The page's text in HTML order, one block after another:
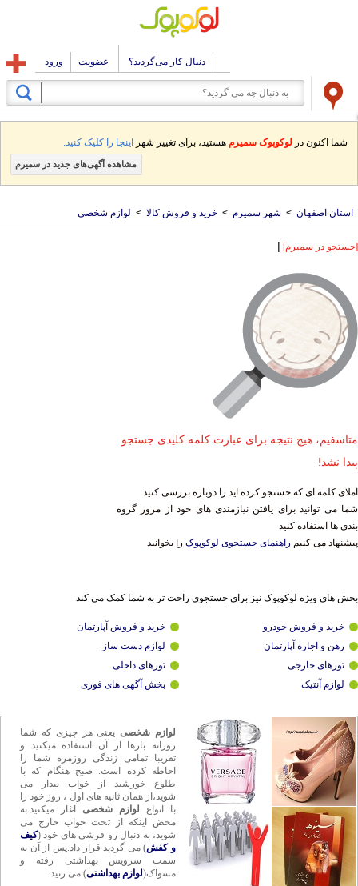
دنبال کار می‌گردید؟ عضویت ورود
شما اکنون در لوکوپوک سمیرم هستید، برای تغییر شهر اینجا را کلیک کنید.
مشاهده آگهی‌های جدید در سمیرم
استان اصفهان > شهر سمیرم > خرید و فروش کالا > لوازم شخصی
[جستجو در سمیرم] |
متاسفیم، هیچ نتیجه برای عبارت کلمه کلیدی جستجو
پیدا نشد!
املای کلمه ای که جستجو کرده اید را دوباره بررسی کنید
شما می توانید برای یافتن نیازمندی های خود از مرور گروه
بندی ها استفاده کنید
پیشنهاد می کنیم راهنمای جستجوی لوکوپوک را بخوانید
بخش های ویژه لوکوپوک نیز برای جستجوی راحت تر به شما کمک می کند
خرید و فروش خودرو
خرید و فروش آپارتمان
رهن و اجاره آپارتمان
لوازم دست ساز
تورهای خارجی
تورهای داخلی
لوازم آنتیک
بخش آگهی های فوری
لوازم شخصییعنی هر چیزی که شما
روزانه بارها از آن استفاده میکنید و
تقریبا تمامی زندگی روزمره شما را
احاطه کرده است. صبح هنگام که با
طلوع خورشید از خواب بیدار می
شوید،از همان ثانیه های اول ، روز خود را
با انواع لوازم شخصی آغاز میکنید.به
محض اینکه از تخت خواب خارج می
شوید، به دنبال رو فرشی های خود (کیف
و کفش) می گردید قرار داد.پس از آن به
سمت سرویس بهداشتی رفته و
مسواک(لوازم بهداشتی) می زنید.